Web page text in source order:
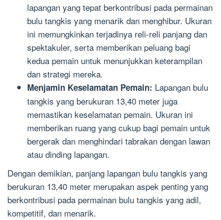
lapangan yang tepat berkontribusi pada permainan
bulu tangkis yang menarik dan menghibur. Ukuran
ini memungkinkan terjadinya reli-reli panjang dan
spektakuler, serta memberikan peluang bagi
kedua pemain untuk menunjukkan keterampilan
dan strategi mereka.
Menjamin Keselamatan Pemain: Lapangan bulu
tangkis yang berukuran 13,40 meter juga
memastikan keselamatan pemain. Ukuran ini
memberikan ruang yang cukup bagi pemain untuk
bergerak dan menghindari tabrakan dengan lawan
atau dinding lapangan.
Dengan demikian, panjang lapangan bulu tangkis yang
berukuran 13,40 meter merupakan aspek penting yang
berkontribusi pada permainan bulu tangkis yang adil,
kompetitif, dan menarik.